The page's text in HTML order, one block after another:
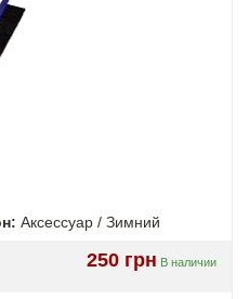
Аксессуар / Зимний
250 грн В наличии